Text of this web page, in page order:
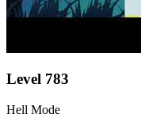
Level 783
Hell Mode